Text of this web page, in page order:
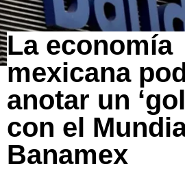
La economía
mexicana
anotar un
con el
Banamex